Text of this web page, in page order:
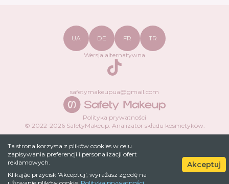
Ta strona korzysta z plików cookies w celu
zapisywania preferencji i personalizacji ofert
reklamowych.
Klikając przycisk 'Akceptuj', wyrażasz zgodę na
Akceptuj
Polityka prywatności
© 2022-2026SafetyMakeup. Analizator składu kosmetyków.
UA DE FR TR
Wersja alternatywna
TikTok
safetymakeupua@gmail.com